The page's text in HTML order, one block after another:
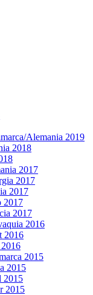
Alemania 2019
2018
2017
2017
2017
2017
2017
2016
2016
2015
2015
2015
2015